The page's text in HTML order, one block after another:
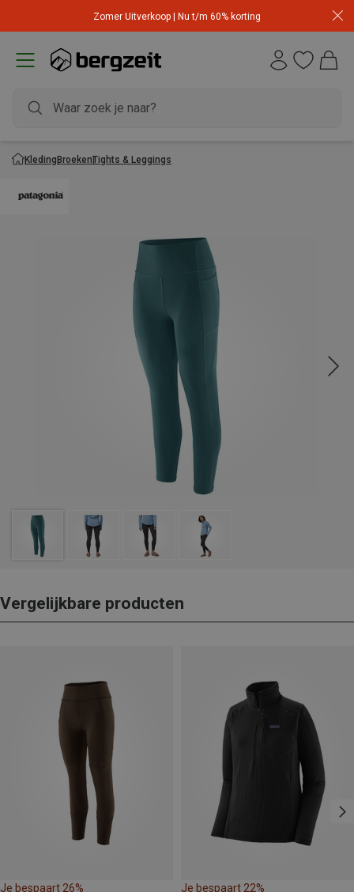
Zomer Uitverkoop | Nu t/m 60% korting
KledingBroekenTights & Leggings
Vergelijkbare producten
Je bespaart 26% Je bespaart 22%